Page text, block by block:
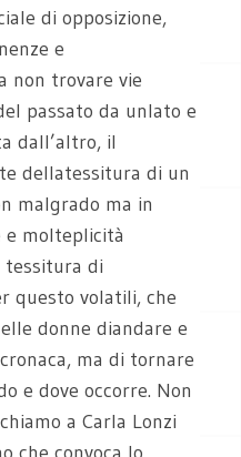
di opposizione,
e
non trovare vie
passato da unlato e
dall’altro, il
dellatessitura di un
malgrado ma in
e molteplicità
tessitura di
questo volatili, che
donne diandare e
ma di tornare
e dove occorre. Non
a Carla Lonzi